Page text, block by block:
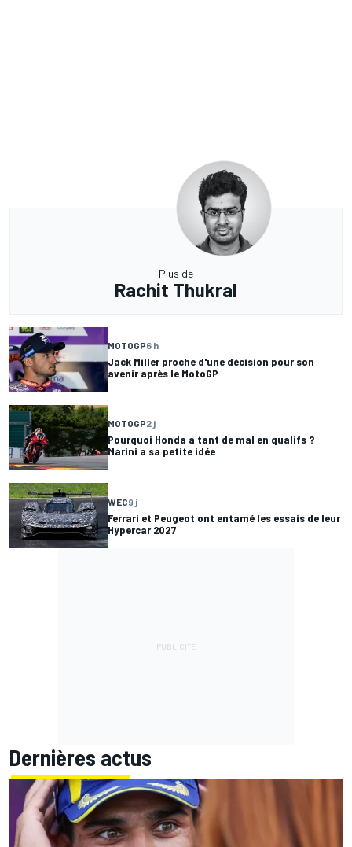
Plus de
Rachit Thukral
MOTOGP6 h
Jack Miller proche d'une décision pour son
avenir après le MotoGP
MOTOGP2 j
Pourquoi Honda a tant de mal en qualifs ?
Marini a sa petite idée
WEC9 j
Ferrari et Peugeot ont entamé les essais de leur
Hypercar 2027
Dernières actus